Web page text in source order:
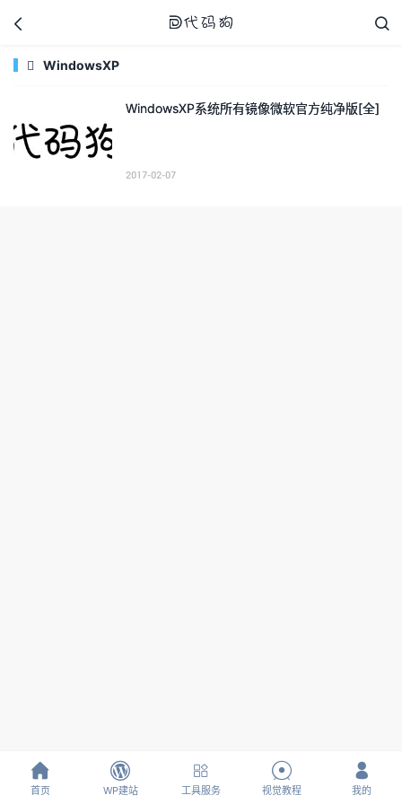

 
 WindowsXP
WindowsXP系统所有镜像微软官方纯净版[全]
2017-02-07

首页

WP建站

工具服务

视觉教程

我的